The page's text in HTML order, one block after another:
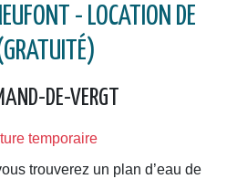
- LOCATION DE
DE-VERGT
temporaire
trouverez un plan d’eau de